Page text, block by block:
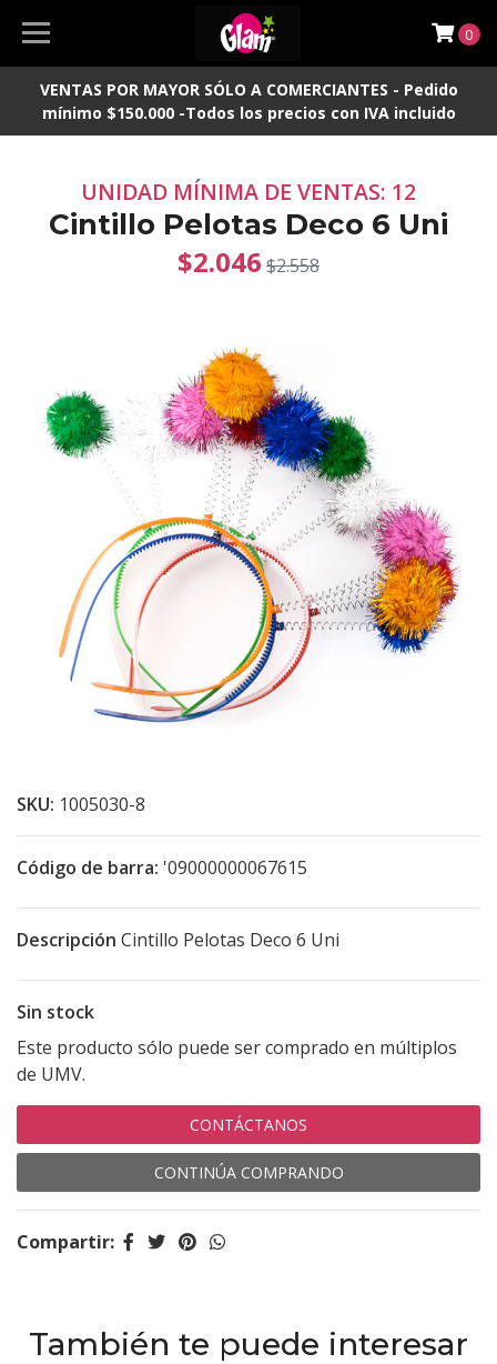
VENTAS POR MAYOR SÓLO A COMERCIANTES - Pedido
mínimo $150.000 -Todos los precios con IVA incluido
0
UNIDAD MÍNIMA DE VENTAS: 12
Cintillo Pelotas Deco 6 Uni
$2.046 $2.558
SKU: 1005030-8
Código de barra: '09000000067615
Descripción Cintillo Pelotas Deco 6 Uni
Sin stock
Este producto sólo puede ser comprado en múltiplos
de UMV.
CONTÁCTANOS
CONTINÚA COMPRANDO
Compartir:
También te puede interesar